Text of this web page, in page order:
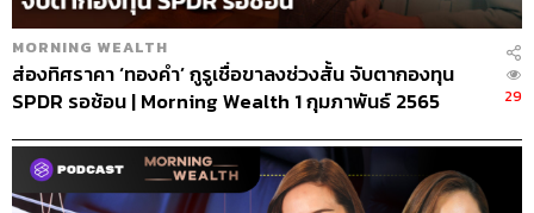
MORNING WEALTH
ส่องทิศราคา ‘ทองคำ’ กูรูเชื่อขาลงช่วงสั้น จับตากองทุน
SPDR รอช้อน | Morning Wealth 1 กุมภาพันธ์ 2565
29